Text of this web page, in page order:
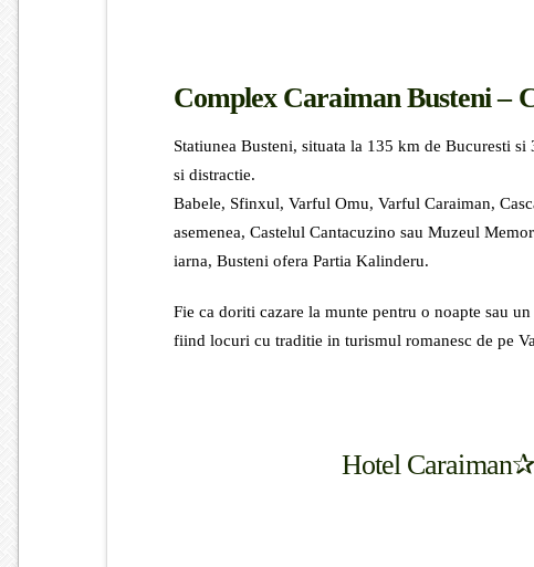
Complex Caraiman Busteni –
Statiunea Busteni, situata la 135 km de Bucuresti
si distractie.
Babele, Sfinxul, Varful Omu, Varful Caraiman,
asemenea, Castelul Cantacuzino sau Muzeul
iarna, Busteni ofera Partia Kalinderu.
Fie ca doriti cazare la munte pentru o noapte sau
fiind locuri cu traditie in turismul romanesc de pe
Hotel